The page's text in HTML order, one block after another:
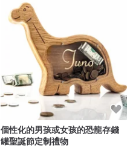
個性化的男孩或女孩的恐龍存錢
罐聖誕節定制禮物